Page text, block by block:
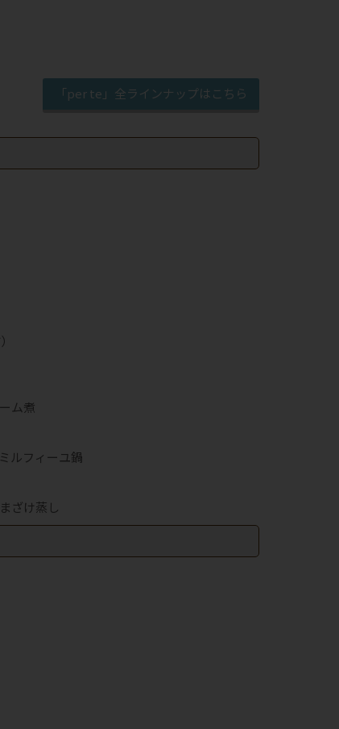
「per te」全ラインナップはこちら
ム煮
ルフィーユ鍋
ざけ蒸し